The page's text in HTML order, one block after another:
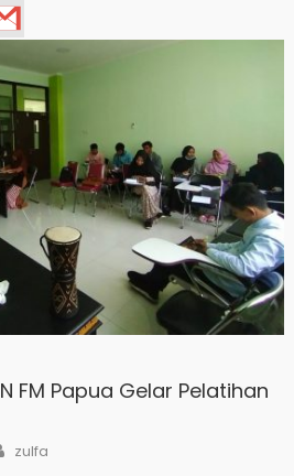
FM Papua Gelar Pelatihan
Author
zulfa